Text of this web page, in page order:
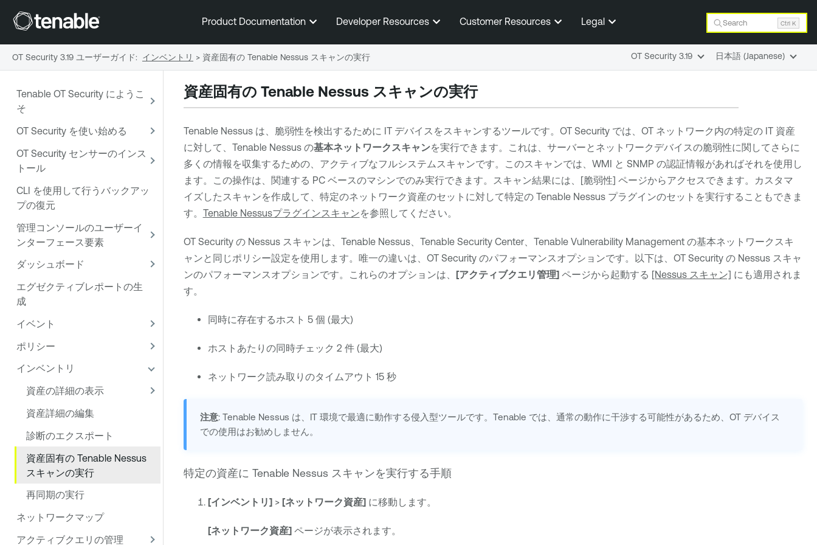
メインコンテンツに移動する
Product Documentation Developer Resources Customer Resources Legal Search Ctrl K
Tenable OT Security にようこ
そ
OT Security を使い始める
OT Security センサーのインス
トール
CLI を使用して行うバックアッ
プの復元
管理コンソールのユーザーイ
ンターフェース要素
ダッシュボード
エグゼクティブレポートの生
成
イベント
ポリシー
インベントリ
資産の詳細の表示
資産詳細の編集
診断のエクスポート
資産固有の Tenable Nessus
スキャンの実行
再同期の実行
ネットワークマップ
アクティブクエリの管理
資産固有の Tenable Nessus スキャンの実行
Tenable Nessusは、脆弱性を検出するために IT デバイスをスキャンするツールです。 OT Securityでは、OT ネットワーク内の特定の IT 資産
に対して、 Tenable Nessusの基本ネットワークスキャンを実行できます。これは、サーバーとネットワークデバイスの脆弱性に関してさらに
多くの情報を収集するための、アクティブなフルシステムスキャンです。このスキャンでは、WMI と SNMP の認証情報があればそれを使用し
ます。この操作は、関連する PC ベースのマシンでのみ実行できます。スキャン結果には、[脆弱性] ページからアクセスできます。カスタマ
イズしたスキャンを作成して、特定のネットワーク資産のセットに対して特定の Tenable Nessusプラグインのセットを実行することもできま
す。 Tenable Nessusプラグインスキャンを参照してください。
OT Securityの Nessus スキャンは、 Tenable Nessus、 Tenable Security Center、 Tenable Vulnerability Managementの基本ネットワークスキ
ャンと同じポリシー設定を使用します。唯一の違いは、 OT Securityのパフォーマンスオプションです。以下は、 OT Securityの Nessus スキャ
ンのパフォーマンスオプションです。これらのオプションは、 [アクティブクエリ管理]ページから起動する [Nessus スキャン] にも適用されま
す。
同時に存在するホスト 5 個 (最大)
ホストあたりの同時チェック 2 件 (最大)
ネットワーク読み取りのタイムアウト 15 秒
注意:Tenable Nessus は、IT 環境で最適に動作する侵入型ツールです。Tenable では、通常の動作に干渉する可能性があるため、OT デバイス
での使用はお勧めしません。
特定の資産に Tenable Nessus スキャンを実行する手順
[インベントリ]> [ネットワーク資産]に移動します。
[ネットワーク資産]ページが表示されます。
OT Security 3.19 ユーザーガイド: インベントリ > 資産固有の Tenable Nessus スキャンの実行 OT Security 3.19 日本語 (Japanese)